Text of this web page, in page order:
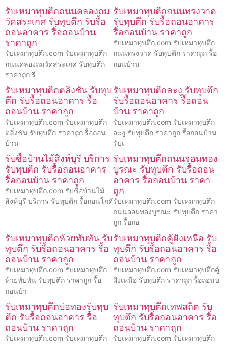
รับเหมาทุบตึกถนนคลองถม
วัดสระเกศ รับทุบตึก รับรื้อ
ถอนอาคาร รื้อถอนบ้าน
ราคาถูก
รับเหมาทุบตึก.com รับเหมาทุบตึก
ถนนคลองถมวัดสระเกศ รับทุบตึก
ราคาถูก รื
รับเหมาทุบตึกถนนทรงวาด
รับทุบตึก รับรื้อถอนอาคาร
รื้อถอนบ้าน ราคาถูก
รับเหมาทุบตึก.com รับเหมาทุบตึก
ถนนทรงวาด รับทุบตึก ราคาถูก รื้อ
ถอนบ้าน
รับเหมาทุบตึกตลิ่งชัน รับทุบ
ตึก รับรื้อถอนอาคาร รื้อ
ถอนบ้าน ราคาถูก
รับเหมาทุบตึก.com รับเหมาทุบตึก
ตลิ่งชัน รับทุบตึก ราคาถูก รื้อถอน
บ้าน
รับเหมาทุบตึกละงู รับทุบตึก
รับรื้อถอนอาคาร รื้อถอน
บ้าน ราคาถูก
รับเหมาทุบตึก.com รับเหมาทุบตึก
ละงู รับทุบตึก ราคาถูก รื้อถอนบ้าน
รับเ
รับซื้อบ้านไม้สิงห์บุรี บริการ
รับทุบตึก รับรื้อถอนอาคาร
รื้อถอนบ้าน ราคาถูก
รับเหมาทุบตึก.com รับซื้อบ้านไม้
สิงห์บุรี บริการ รับทุบตึก รื้อถอนโกดั
รับเหมาทุบตึกถนนจอมทอง
บูรณะ รับทุบตึก รับรื้อถอน
อาคาร รื้อถอนบ้าน ราคา
ถูก
รับเหมาทุบตึก.com รับเหมาทุบตึก
ถนนจอมทองบูรณะ รับทุบตึก ราคา
ถูก รื้อถอ
รับเหมาทุบตึกห้วยทับทัน รับ
ทุบตึก รับรื้อถอนอาคาร รื้อ
ถอนบ้าน ราคาถูก
รับเหมาทุบตึก.com รับเหมาทุบตึก
ห้วยทับทัน รับทุบตึก ราคาถูก รื้อ
ถอนบ้า
รับเหมาทุบตึกคู้ฝั่งเหนือ รับ
ทุบตึก รับรื้อถอนอาคาร รื้อ
ถอนบ้าน ราคาถูก
รับเหมาทุบตึก.com รับเหมาทุบตึกคู้
ฝั่งเหนือ รับทุบตึก ราคาถูก รื้อถอนบ
รับเหมาทุบตึกบ่อทองรับทุบ
ตึก รับรื้อถอนอาคาร รื้อ
ถอนบ้าน ราคาถูก
รับเหมาทุบตึก.com รับเหมาทุบตึก
รับเหมาทุบตึกเทพสถิต รับ
ทุบตึก รับรื้อถอนอาคาร รื้อ
ถอนบ้าน ราคาถูก
รับเหมาทุบตึก.com รับเหมาทุบตึก